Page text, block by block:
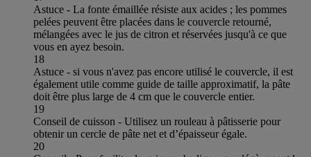
Astuce - La fonte émaillée résiste aux acides ; les pommes
pelées peuvent être placées dans le couvercle retourné,
mélangées avec le jus de citron et réservées jusqu'à ce que
vous en ayez besoin.
18
Astuce - si vous n'avez pas encore utilisé le couvercle, il est
également utile comme guide de taille approximatif, la pâte
doit être plus large de 4 cm que le couvercle entier.
19
Conseil de cuisson - Utilisez un rouleau à pâtisserie pour
obtenir un cercle de pâte net et d’épaisseur égale.
20